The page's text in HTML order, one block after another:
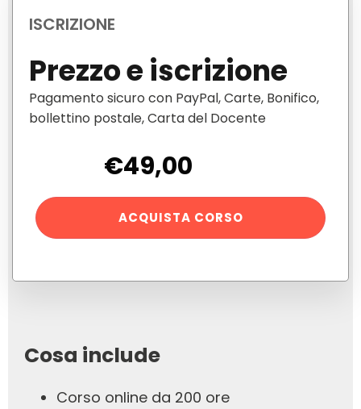
ISCRIZIONE
Prezzo e iscrizione
Pagamento sicuro con PayPal, Carte, Bonifico,
bollettino postale, Carta del Docente
€49,00
Corso
Coding
2.0
ACQUISTA CORSO
Cosa include
Corso online da 200 ore